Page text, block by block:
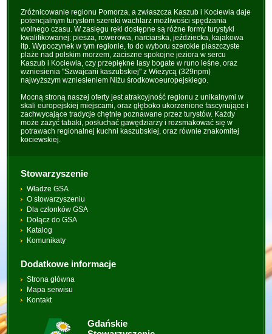
Zróżnicowanie regionu Pomorza, a zwłaszcza Kaszub i Kociewia daje
potencjalnym turystom szeroki wachlarz możliwości spędzania
wolnego czasu. W zasięgu ręki dostępne są różne formy turystyki
kwalifikowanej: piesza, rowerowa, narciarska, jeździecka, kajakowa
itp. Wypoczynek w tym regionie, to do wyboru szerokie piaszczyste
plaże nad polskim morzem, zaciszne spokojne jeziora w sercu
Kaszub i Kociewia, czy przepiękne lasy bogate w runo leśne, oraz
wzniesienia "Szwajcarii kaszubskiej" z Wieżycą (329npm)
najwyższym wzniesieniem Niżu środkowoeuropejskiego.
Mocną stroną naszej oferty jest atrakcyjność regionu z unikalnymi w
skali europejskiej miejscami, oraz głęboko ukorzenione fascynujące i
zachwycające tradycje chętnie poznawane przez turystów. Każdy
może zażyć tabaki, posłuchać gawędziarzy i rozsmakować się w
potrawach regionalnej kuchni kaszubskiej, oraz równie znakomitej
kociewskiej.
Stowarzyszenie
Władze GSA
O stowarzyszeniu
Dla członków GSA
Dołącz do GSA
Katalog
Komunikaty
Dodatkowe informacje
Strona główna
Mapa serwisu
Kontakt
Gdańskie